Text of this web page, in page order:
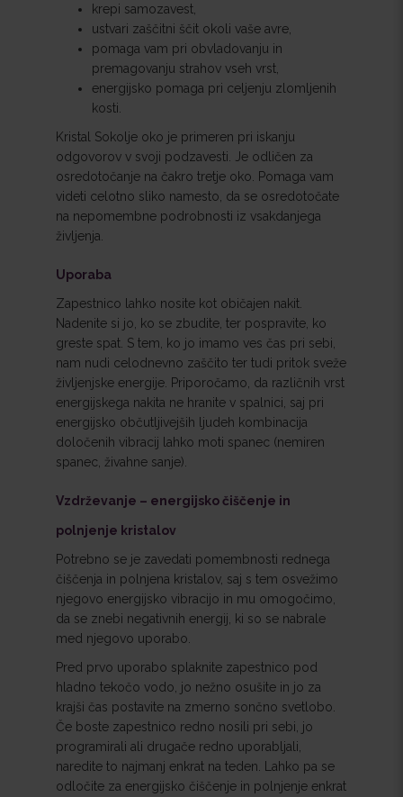
krepi samozavest,
ustvari zaščitni ščit okoli vaše avre,
pomaga vam pri obvladovanju in
premagovanju strahov vseh vrst,
energijsko pomaga pri celjenju zlomljenih
kosti.
Kristal Sokolje oko je primeren pri iskanju
odgovorov v svoji podzavesti. Je odličen za
osredotočanje na čakro tretje oko. Pomaga vam
videti celotno sliko namesto, da se osredotočate
na nepomembne podrobnosti iz vsakdanjega
življenja.
Uporaba
Zapestnico lahko nosite kot običajen nakit.
Nadenite si jo, ko se zbudite, ter pospravite, ko
greste spat. S tem, ko jo imamo ves čas pri sebi,
nam nudi celodnevno zaščito ter tudi pritok sveže
življenjske energije. Priporočamo, da različnih vrst
energijskega nakita ne hranite v spalnici, saj pri
energijsko občutljivejših ljudeh kombinacija
določenih vibracij lahko moti spanec (nemiren
spanec, živahne sanje).
Vzdrževanje – energijsko čiščenje in
polnjenje kristalov
Potrebno se je zavedati pomembnosti rednega
čiščenja in polnjena kristalov, saj s tem osvežimo
njegovo energijsko vibracijo in mu omogočimo,
da se znebi negativnih energij, ki so se nabrale
med njegovo uporabo.
Pred prvo uporabo splaknite zapestnico pod
hladno tekočo vodo, jo nežno osušite in jo za
krajši čas postavite na zmerno sončno svetlobo.
Če boste zapestnico redno nosili pri sebi, jo
programirali ali drugače redno uporabljali,
naredite to najmanj enkrat na teden. Lahko pa se
odločite za energijsko čiščenje in polnjenje enkrat